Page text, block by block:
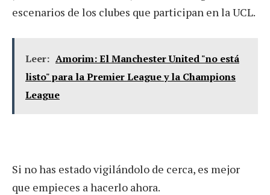
escenarios de los clubes que participan en la UCL.
Leer: Amorim: El Manchester United "no está
listo" para la Premier League y la Champions
League
Si no has estado vigilándolo de cerca, es mejor
que empieces a hacerlo ahora.